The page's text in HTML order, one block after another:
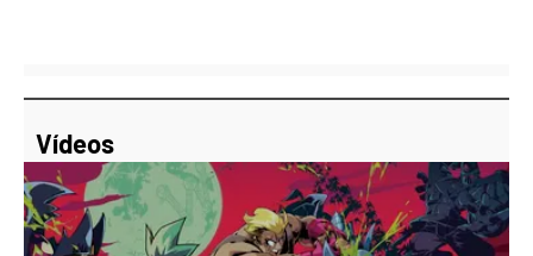
Vídeos